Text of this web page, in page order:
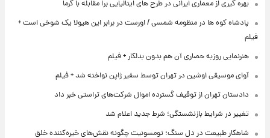
بهره گیری از معماری ایرانی در طرح های ایتالیایی برا مقابله با گرما
پادشاه کوه ها در منظومه شمسی / اورست در برابر این هیولا یک شوخی است +
فیلم
هنرنمایی روزبه حصاری آن هم بدون بدلکار + فیلم
آوای موسیقی اوشین در تهران توسط سفیر ژاپن نواخته شد + فیلم
دادستان تهران از توقیف گسترده اموال شرکت‌های تراستی خبر داد
تغییر در شرایط بازنشستگی؛ شرط جدید اعلام شد
شاهکار طبیعت در دل سنگ؛ تومسونیت چگونه نقش‌های خیره‌کننده خلق